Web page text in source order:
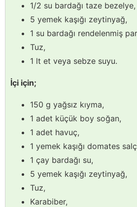
1/2 su bardağı taze bezelye,
5 yemek kaşığı zeytinyağ,
1 su bardağı rendelenmiş
Tuz,
1 lt et veya sebze suyu.
İçi için;
150 g yağsız kıyma,
1 adet küçük boy soğan,
1 adet havuç,
1 yemek kaşığı domates
1 çay bardağı su,
5 yemek kaşığı zeytinyağ,
Tuz,
Karabiber,